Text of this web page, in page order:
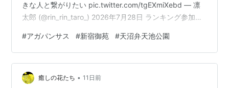
きな人と繋がりたい pic.twitter.com/tgEXmiXebd — 凛
太郎 (@rin_rin_taro_) 2026年7月28日 ランキング参加中
鑑 ランキング参加中お写んぽ日記
#アガパンサス #新宿御苑 #天沼弁天池公園
癒しの花たち • 11日前